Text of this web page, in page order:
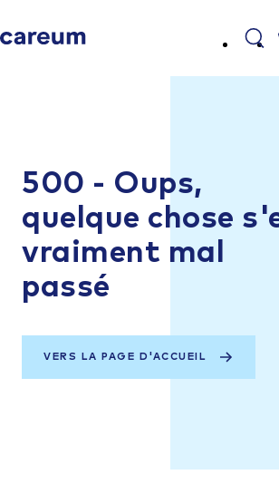
500 - Oups,
quelque chose
vraiment mal
passé
VERS LA PAGE D'ACCUEIL